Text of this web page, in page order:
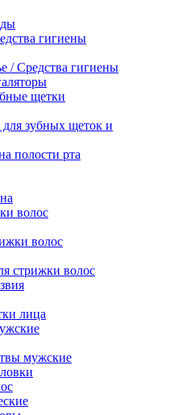
гигиены
/ Средства гигиены
щетки
зубных щеток и
полости рта
волос
волос
стрижки волос
лица
мужские